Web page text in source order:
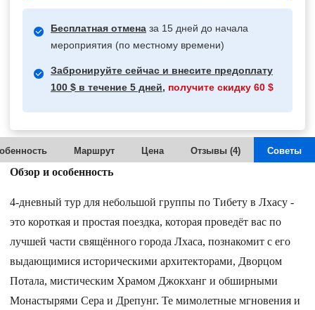
Бесплатная отмена за 15 дней до начала
мероприятия (по местному времени)
Забронируйте сейчас и внесите предоплату
100 $ в течение 5 дней, получите скидку 60 $
Маршрут Цена Отзывы (4) Советы
Обзор и особенность
4-дневный тур для небольшой группы по Тибету в Лхасу -
это короткая и простая поездка, которая проведёт вас по
лучшей части свящённого города Лхаса, познакомит с его
выдающимися историческими архитекторами, Дворцом
Потала, мистическим Храмом Джокханг и обширными
Монастырями Сера и Дрепунг. Те мимолетные мгновения и